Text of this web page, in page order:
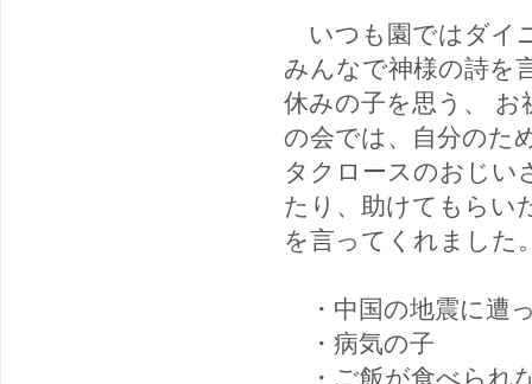
いつも園ではダイ
みんなで神様の詩を
休みの子を思う、
の会では、自分のた
タクロースのおじい
たり、助けてもら
を言ってくれました
・中国の地震に遭
・病気の子
・ご飯が食べられ